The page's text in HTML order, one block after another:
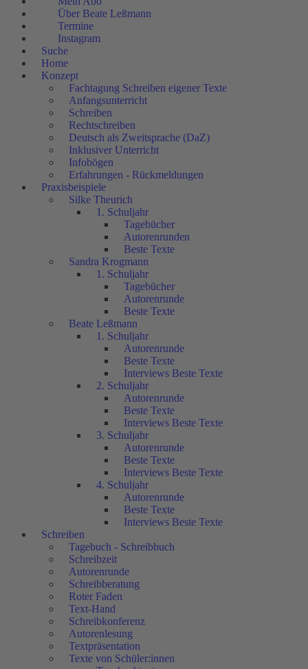
Über Beate Leßmann
Termine
Instagram
Suche
Home
Konzept
Fachtagung Schreiben eigener Texte
Anfangsunterricht
Schreiben
Rechtschreiben
Deutsch als Zweitsprache (DaZ)
Inklusiver Unterricht
Infobögen
Erfahrungen - Rückmeldungen
Praxisbeispiele
Silke Theurich
1. Schuljahr
Tagebücher
Autorenrunden
Beste Texte
Sandra Krogmann
1. Schuljahr
Tagebücher
Autorenrunde
Beste Texte
Beate Leßmann
1. Schuljahr
Autorenrunde
Beste Texte
Interviews Beste Texte
2. Schuljahr
Autorenrunde
Beste Texte
Interviews Beste Texte
3. Schuljahr
Autorenrunde
Beste Texte
Interviews Beste Texte
4. Schuljahr
Autorenrunde
Beste Texte
Interviews Beste Texte
Schreiben
Tagebuch - Schreibbuch
Schreibzeit
Autorenrunde
Schreibberatung
Roter Faden
Text-Hand
Schreibkonferenz
Autorenlesung
Textpräsentation
Texte von Schüler:innen